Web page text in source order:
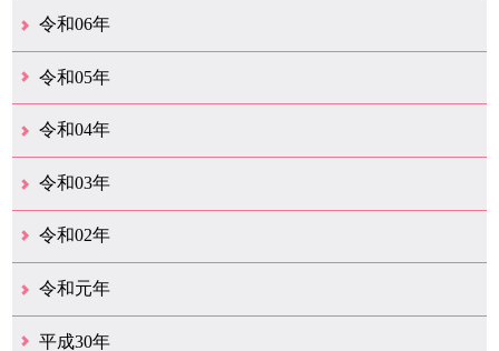
12月（50）
11月（42）
10月（31）
9月（35）
8月（26）
7月（25）
6月（35）
5月（26）
4月（35）
3月（32）
2月（35）
1月（24）
令和06年
12月（46）
11月（38）
10月（32）
9月（29）
8月（36）
7月（30）
6月（33）
5月（29）
4月（45）
3月（50）
2月（21）
1月（75）
令和05年
12月（36）
11月（31）
10月（30）
9月（30）
8月（26）
7月（29）
6月（19）
5月（28）
4月（28）
3月（38）
2月（21）
1月（22）
令和04年
12月（40）
11月（22）
10月（33）
9月（35）
8月（31）
7月（25）
6月（33）
5月（16）
4月（48）
3月（42）
2月（23）
1月（31）
令和03年
12月（26）
11月（25）
10月（18）
9月（33）
8月（27）
7月（28）
6月（24）
5月（24）
4月（36）
3月（67）
2月（18）
1月（44）
令和02年
12月（41）
11月（18）
10月（25）
9月（21）
8月（31）
7月（28）
6月（41）
5月（36）
4月（49）
3月（69）
2月（36）
1月（15）
令和元年
12月（19）
11月（21）
10月（36）
9月（25）
8月（16）
7月（16）
6月（13）
5月（10）
4月（38）
3月（15）
2月（10）
1月（8）
平成30年